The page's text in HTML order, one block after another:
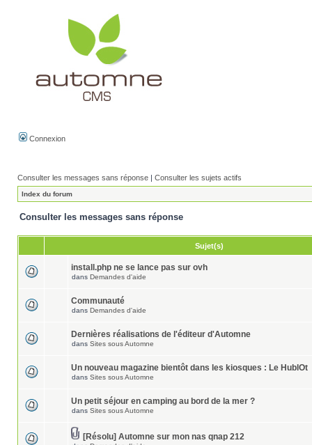
Connexion
Consulter les messages sans réponse | Consulter les sujets actifs
Index du forum
Consulter les messages sans réponse
Sujet(s)
install.php ne se lance pas sur ovh
dans Demandes d'aide
Communauté
dans Demandes d'aide
Dernières réalisations de l'éditeur d'Automne
dans Sites sous Automne
Un nouveau magazine bientôt dans les kiosques : Le HublOt
dans Sites sous Automne
Un petit séjour en camping au bord de la mer ?
dans Sites sous Automne
[Résolu] Automne sur mon nas qnap 212